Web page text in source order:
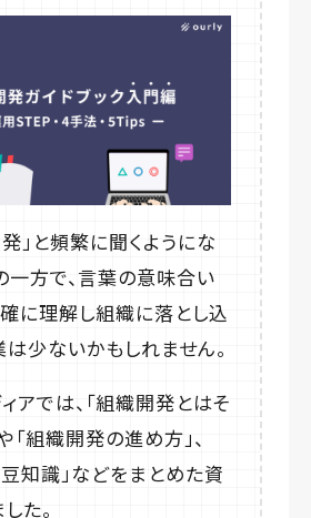
」と頻繁に聞くようにな
一方で、言葉の意味合い
に理解し組織に落とし込
少ないかもしれません。
アでは、「組織開発とはそ
「組織開発の進め方」、
知識」などをまとめた資
た。